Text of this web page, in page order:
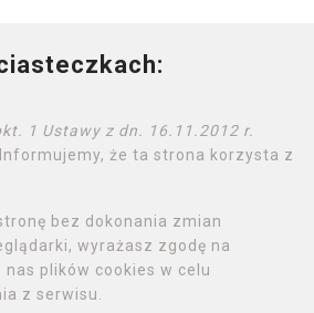
1 Ustawy z dn. 16.11.2012 r.
Informujemy, że ta strona korzysta z
bez dokonania zmian
wyrażasz zgodę na
plików cookies w celu
z serwisu.